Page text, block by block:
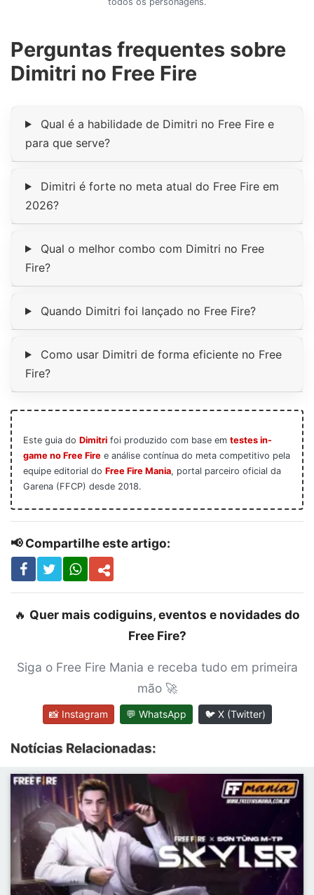
Perguntas frequentes sobre
Dimitri no Free Fire
Qual é a habilidade de Dimitri no Free Fire e
para que serve?
Dimitri é forte no meta atual do Free Fire em
2026?
Qual o melhor combo com Dimitri no Free
Fire?
Quando Dimitri foi lançado no Free Fire?
Como usar Dimitri de forma eficiente no Free
Fire?
Este guia do Dimitri foi produzido com base em testes in-
game no Free Fire e análise contínua do meta competitivo pela
equipe editorial do Free Fire Mania, portal parceiro oficial da
Garena (FFCP) desde 2018.
📢 Compartilhe este artigo:
🔥 Quer mais codiguins, eventos e novidades do
Free Fire?
Siga o Free Fire Mania e receba tudo em primeira
mão 🚀
📸 Instagram 💬 WhatsApp 🐦 X (Twitter)
Notícias Relacionadas: